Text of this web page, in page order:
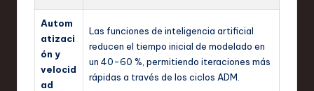
Autom
atizaci
ón y
velocid
ad
Las funciones de inteligencia artificial
reducen el tiempo inicial de modelado en
un 40-60 %, permitiendo iteraciones más
rápidas a través de los ciclos ADM.